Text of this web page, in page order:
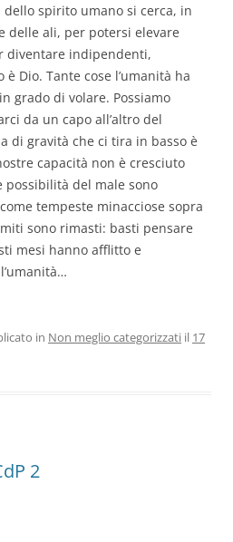
spirito umano si cerca, in
delle ali, per potersi elevare
diventare indipendenti,
Dio. Tante cose l’umanità ha
grado di volare. Possiamo
da un capo all’altro del
di gravità che ci tira in basso è
capacità non è cresciuto
possibilità del male sono
tempeste minacciose sopra
sono rimasti: basti pensare
mesi hanno afflitto e
in Non meglio categorizzati il 17
2